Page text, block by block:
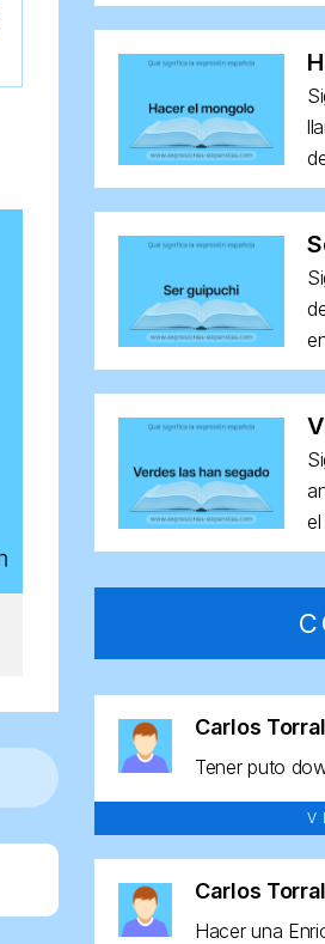
Carlos
Tener puto
Carlos
Hacer una